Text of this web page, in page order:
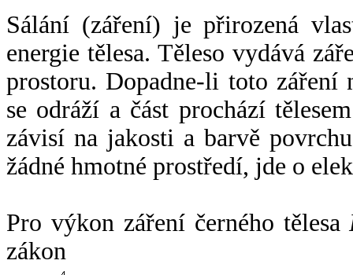
Sálání (záření) je přirozená
energie tělesa. Těleso vydává
prostoru. Dopadne-li toto záření
se odráží a část prochází
závisí na jakosti a barvě
žádné hmotné prostředí, jde o
Pro výkon záření černého tělesa
zákon